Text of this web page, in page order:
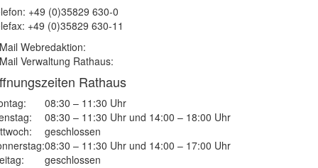
+49 (0)35829 630-0
+49 (0)35829 630-11
Webredaktion:
Verwaltung Rathaus:
Rathaus
08:30 – 11:30 Uhr
08:30 – 11:30 Uhr und 14:00 – 18:00 Uhr
geschlossen
08:30 – 11:30 Uhr und 14:00 – 17:00 Uhr
geschlossen